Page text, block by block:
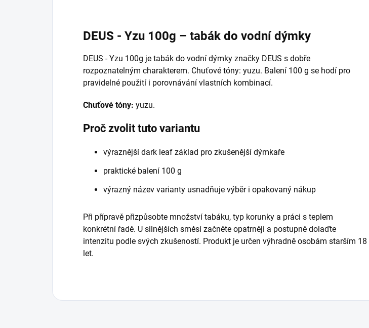
DEUS - Yzu 100g – tabák do vodní dýmky
DEUS - Yzu 100g je tabák do vodní dýmky značky DEUS s dobře
rozpoznatelným charakterem. Chuťové tóny: yuzu. Balení 100 g se hodí pro
pravidelné použití i porovnávání vlastních kombinací.
Chuťové tóny: yuzu.
Proč zvolit tuto variantu
výraznější dark leaf základ pro zkušenější dýmkaře
praktické balení 100 g
výrazný název varianty usnadňuje výběr i opakovaný nákup
Při přípravě přizpůsobte množství tabáku, typ korunky a práci s teplem
konkrétní řadě. U silnějších směsí začněte opatrněji a postupně dolaďte
intenzitu podle svých zkušeností. Produkt je určen výhradně osobám starším 18
let.